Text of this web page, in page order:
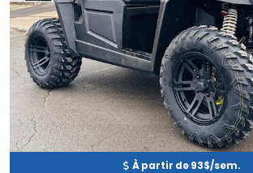
À partir de 93$/sem.